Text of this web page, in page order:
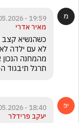
19:59 - 13.05.2026
מאיר אדרי
תרגל תיבגוד
18:40 - 13.05.2026
יעקב פרידלר